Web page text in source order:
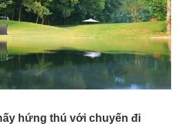
hứng thú với chuyến đi